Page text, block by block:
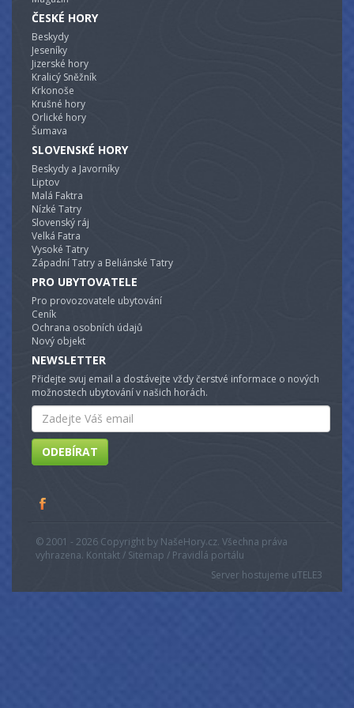
ČESKÉ HORY
Beskydy
Jeseníky
Jizerské hory
Kralicý Sněžník
Krkonoše
Krušné hory
Orlické hory
Šumava
SLOVENSKÉ HORY
Beskydy a Javorníky
Liptov
Malá Faktra
Nízké Tatry
Slovenský ráj
Velká Fatra
Vysoké Tatry
Západní Tatry a Beliánské Tatry
PRO UBYTOVATELE
Pro provozovatele ubytování
Ceník
Ochrana osobních údajů
Nový objekt
NEWSLETTER
Přidejte svuj email a dostávejte vždy čerstvé informace o nových
možnostech ubytování v našich horách.
Email
ODEBÍRAT
© 2001 - 2026 Copyright by NašeHory.cz. Všechna práva
vyhrazena. Kontakt / Sitemap / Pravidlá portálu
Server hostujeme uTELE3